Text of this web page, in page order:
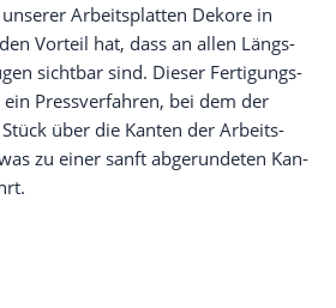
Arbeits­plat­ten Deko­re in
Vor­teil hat, dass an allen Längs­
sicht­bar sind. Die­ser Fer­ti­gungs­
Press­ver­fah­ren, bei dem der
über die Kan­ten der Arbeits­
zu einer sanft abge­run­de­ten Kan­